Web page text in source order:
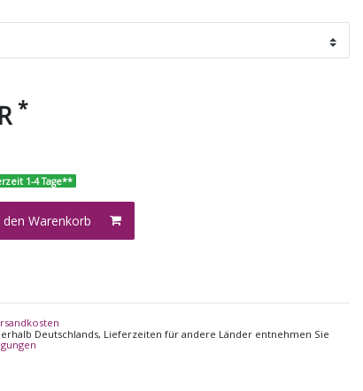
*
1-4 Tage**
den Warenkorb
Deutschlands, Lieferzeiten für andere Länder entnehmen Sie